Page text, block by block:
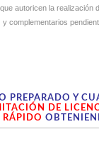
que autoricen la realización
complementarios
PREPARADO Y
DE
RÁPIDO